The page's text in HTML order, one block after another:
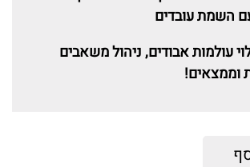
השמת עובדים
עולמות אבודים, ניהול משאבים
וממצאים!